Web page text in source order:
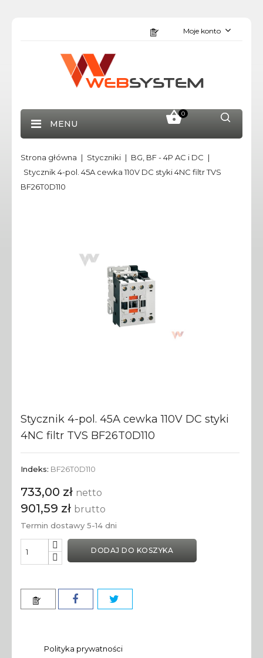
Moje konto
0
MENU
Strona główna Styczniki
BG, BF - 4P AC i DC
Stycznik 4-pol. 45A cewka 110V DC styki 4NC filtr TVS
BF26T0D110
Stycznik 4-pol. 45A cewka 110V DC styki
4NC filtr TVS BF26T0D110
Indeks: BF26T0D110
733,00 zł netto
901,59 zł brutto
Termin dostawy 5-14 dni
DODAJ DO KOSZYKA
Polityka prywatności